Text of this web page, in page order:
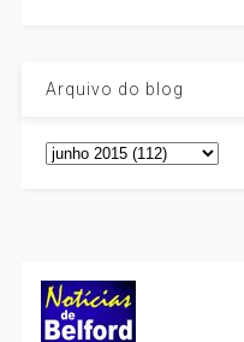
Arquivo do blog